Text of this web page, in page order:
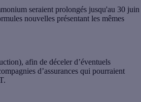
seraient prolongés jusqu'au 30 juin
nouvelles présentant les mêmes
afin de déceler d’éventuels
d’assurances qui pourraient